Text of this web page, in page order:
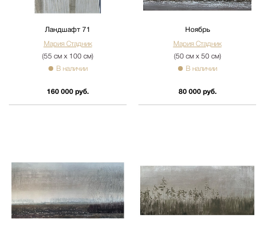
Ландшафт 71
Мария Стадник
(55 см х 100 см)
В наличии
160 000 руб.
Ноябрь
Мария Стадник
(50 см х 50 см)
В наличии
80 000 руб.